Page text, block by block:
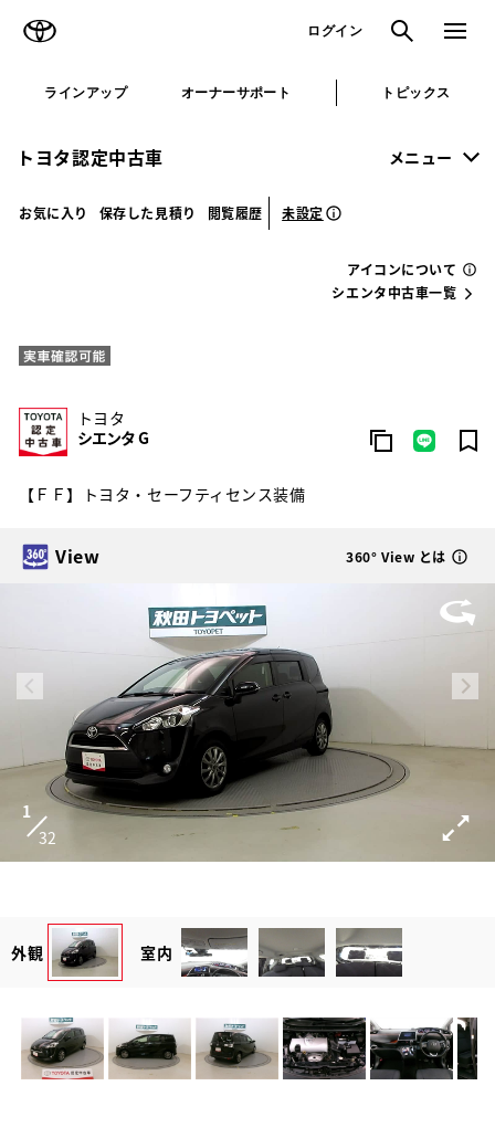
ログイン 検索 メニュ
ラインアップ オーナーサポート トピックス
トヨタ認定中古車 メニュー
お気に入り 保存した見積り 閲覧履歴 未設定
アイコンについて
シエンタ中古車一覧
トヨタ
シエンタ G
【ＦＦ】トヨタ・セーフティセンス装備
View 360° View とは
1
32
外観 室内